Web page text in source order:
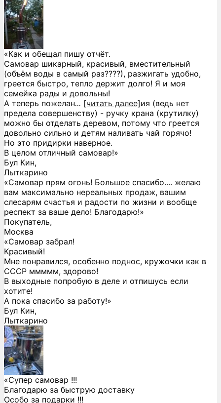
«Как и обещал пишу отчёт.
Самовар шикарный, красивый, вместительный
(объём воды в самый раз????), разжигать удобно,
греется быстро, тепло держит долго! Я и моя
семейка рады и довольны!
А теперь пожелан... [читать далее]ия (ведь нет
предела совершенству) - ручку крана (крутилку)
можно бы отделать деревом, потому что греется
довольно сильно и детям наливать чай горячо!
Но это придирки наверное.
В целом отличный самовар!»
Бул Кин,
Лыткарино
«Самовар прям огонь! Большое спасибо.... желаю
вам максимально нереальных продаж, вашим
слесарям счастья и радости по жизни и вообще
респект за ваше дело! Благодарю!»
Покупатель,
Москва
«Самовар забрал!
Красивый!
Мне понравился, особенно поднос, кружочки как в
СССР ммммм, здорово!
В выходные попробую в деле и отпишусь если
хотите!
А пока спасибо за работу!»
Бул Кин,
Лыткарино
«Супер самовар !!!
Благодарю за быструю доставку
Особо за подарки !!!